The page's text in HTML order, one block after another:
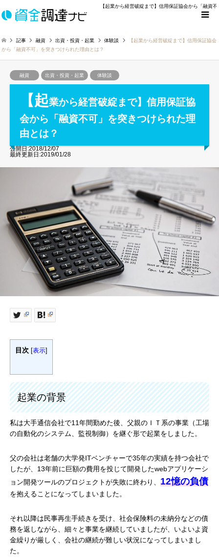
【起業から経営破綻まで】信用保証協会から「融資
記事 融資 出資・投資・起業 体験談
【起業から経営破綻まで】信用保証協会
から「融資不可」を突きつけられた理由とは？
融資 出資・投資・起業 体験談
【起業から経営破綻まで】信用保証協
会から「融資不可」を突きつけられた理
由とは？
公開日:2018/12/07
最終更新日:2019/01/28
目次 表示
起業の背景
私は大手通信会社で11年間勤めた後、父親のＩＴ系の事業（工場
の自動化のシステム、監視制御）を継ぐ形で起業をしました。
父の会社は老舗の大学発ITベンチャーで35年の実績を持つ会社で
したが、13年前に巨額の費用を投じて開発したwebアプリケーシ
ョン開発ツールのプロジェクトが失敗に終わり、 12憶の負債
を抱えることになってしまいました。
それ以降は民事再生手続きを受け、社会保険料の未納分などの債
務を返しながら、細々と事業を継続していましたが、いよいよ資
金繰りが厳しく、会社の継続が難しい状況になってしまいまし
た。